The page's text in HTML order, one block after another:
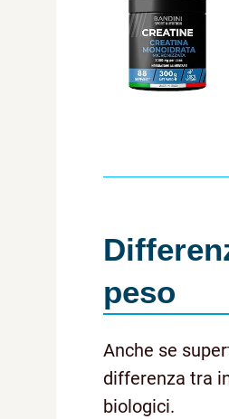
peso
Anche se
differenza tra
biologici.